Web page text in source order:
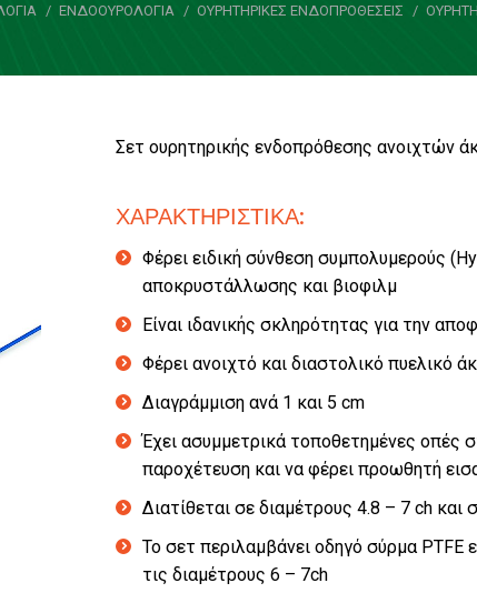
You are here:
ΕΝΔΟΟΥΡΟΛΟΓΙΑ ΟΥΡΗΤΗΡΙΚΕΣ ΕΝΔΟΠΡΟΘΕΣΕΙΣ
Σετ ουρητηρικής ενδοπρόθεσης ανοιχτών
ΧΑΡΑΚΤΗΡΙΣΤΙΚΑ:
Φέρει ειδική σύνθεση συμπολυμερούς
αποκρυστάλλωσης και βιοφιλμ
Είναι ιδανικής σκληρότητας για την
Φέρει ανοιχτό και διαστολικό πυελικό
Διαγράμμιση ανά 1 και 5 cm
Έχει ασυμμετρικά τοποθετημένες οπές
παροχέτευση και να φέρει προωθητή
Διατίθεται σε διαμέτρους 4.8 – 7 ch και
Το σετ περιλαμβάνει οδηγό σύρμα PTFE
τις διαμέτρους 6 – 7ch